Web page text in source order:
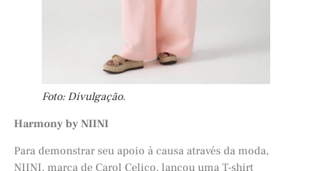
Foto: Divulgação.
Harmony by NIINI
Para demonstrar seu apoio à causa através da moda,
NIINI, marca de Carol Celico, lançou uma T-shirt